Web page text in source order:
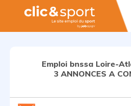
Emploi bnssa Loire-
3 ANNONCES A